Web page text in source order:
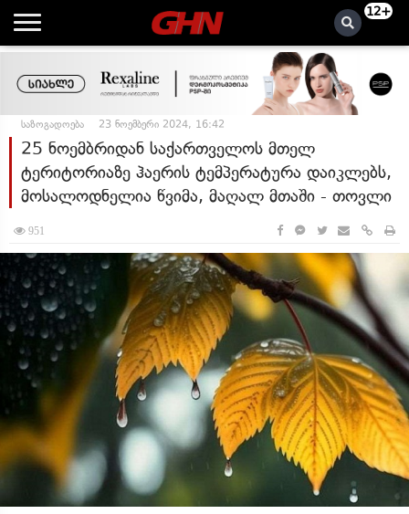
12+
საზოგადოება 23 ნოემბერი 2024, 16:42
25 ნოემბრიდან საქართველოს მთელ
ტერიტორიაზე ჰაერის ტემპერატურა დაიკლებს,
მოსალოდნელია წვიმა, მაღალ მთაში - თოვლი
951